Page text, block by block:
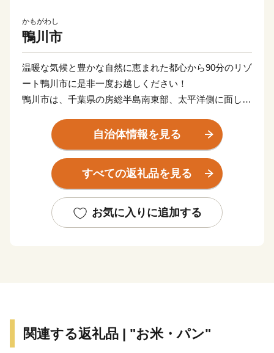
かもがわし
鴨川市
温暖な気候と豊かな自然に恵まれた都心から90分のリゾ
ート鴨川市に是非一度お越しください！
鴨川市は、千葉県の房総半島南東部、太平洋側に面し、
る嶺岡山系との間に、米どころとして知られる長狭平野
が開け、その平野が太平洋に面した地域に市街地が形成
温暖な気候と豊かな自然環境、新鮮で豊富な食材に代表
される貴重な自然資源はもとより、全国レベルの集客力
環境や特色ある保育・教育環境など、まちづくりの基盤
となる地域資源を多数有しています。
自治体情報を見る
すべての返礼品を見る
お気に入りに追加する
関連する返礼品 | "お米・パン"